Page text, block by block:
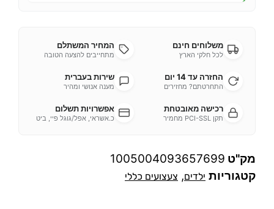
משלוחים חינם
לכל חלקי הארץ
המחיר המשתלם
מתחייבים להצעה הטובה
החזרה עד 14 יום
התחרטתם? מחזירים
שירות בעברית
מענה אנושי ומהיר
רכישה מאובטחת
תקן PCI-SSL מחמיר
אפשרויות תשלום
כ.אשראי, אפל/גוגל פיי, ביט
מק"ט 1005004093657699
קטגוריות ילדים, צעצועים כללי